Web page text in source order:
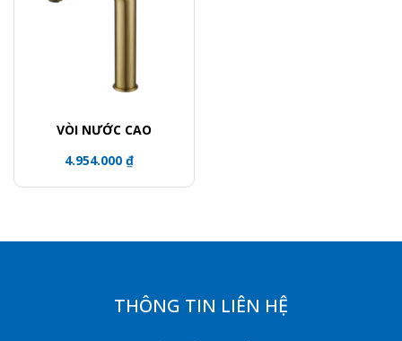
VÒI NƯỚC CAO
4.954.000 ₫
THÔNG TIN LIÊN HỆ